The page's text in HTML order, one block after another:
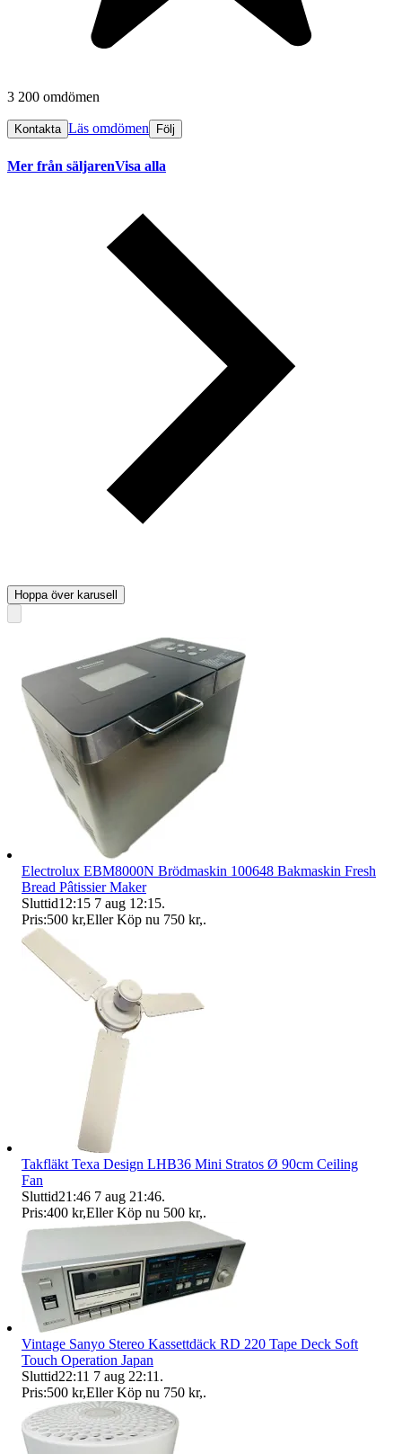
3 200 omdömen
Kontakta Läs omdömen Följ
Mer från säljarenVisa alla
Hoppa över karusell
Electrolux EBM8000N Brödmaskin 100648 Bakmaskin Fresh
Bread Pâtissier Maker
Sluttid12:15 7 aug 12:15.
Pris:500 kr,Eller Köp nu 750 kr,.
Takfläkt Texa Design LHB36 Mini Stratos Ø 90cm Ceiling
Fan
Sluttid21:46 7 aug 21:46.
Pris:400 kr,Eller Köp nu 500 kr,.
Vintage Sanyo Stereo Kassettdäck RD 220 Tape Deck Soft
Touch Operation Japan
Sluttid22:11 7 aug 22:11 .
Pris:500 kr,Eller Köp nu 750 kr,.